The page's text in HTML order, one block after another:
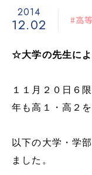
学校案内
教育と進路
学校生活
お知らせ
2014
12.02 #高
☆大学の先生に
１１月２０日６
年も高１・高２
以下の大学・学
ました。